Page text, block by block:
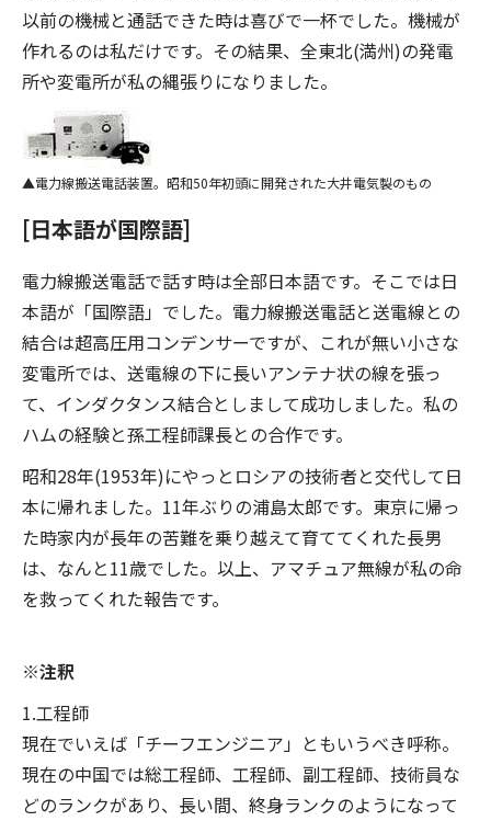
以前の機械と通話できた時は喜びで一杯でした。機械が
作れるのは私だけです。その結果、全東北(満州)の発電
所や変電所が私の縄張りになりました。
電力線搬送電話装置。昭和50年初頭に開発された大井電気製のもの
[日本語が国際語]
電力線搬送電話で話す時は全部日本語です。そこでは日
本語が「国際語」でした。電力線搬送電話と送電線との
結合は超高圧用コンデンサーですが、これが無い小さな
変電所では、送電線の下に長いアンテナ状の線を張っ
て、インダクタンス結合としまして成功しました。私の
ハムの経験と孫工程師課長との合作です。
昭和28年(1953年)にやっとロシアの技術者と交代して日
本に帰れました。11年ぶりの浦島太郎です。東京に帰っ
た時家内が長年の苦難を乗り越えて育ててくれた長男
は、なんと11歳でした。以上、アマチュア無線が私の命
を救ってくれた報告です。
※注釈
1.工程師
現在でいえば「チーフエンジニア」ともいうべき呼称。
現在の中国では総工程師、工程師、副工程師、技術員な
どのランクがあり、長い間、終身ランクのようになって